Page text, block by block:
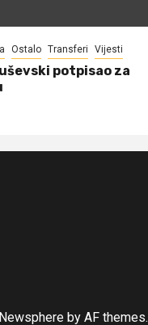
Ostalo Transferi Vijesti
potpisao za
Newsphere by AF themes.